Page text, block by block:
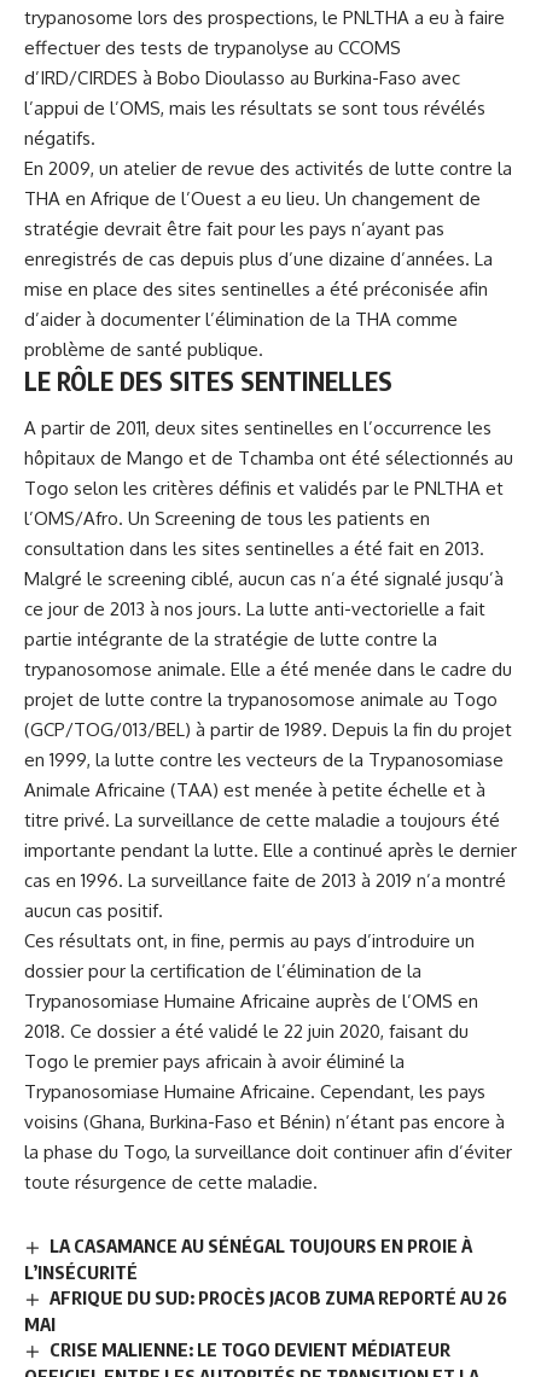
trypanosome lors des prospections, le PNLTHA a eu à faire
effectuer des tests de trypanolyse au CCOMS
d’IRD/CIRDES à Bobo Dioulasso au Burkina-Faso avec
l’appui de l’OMS, mais les résultats se sont tous révélés
négatifs.
En 2009, un atelier de revue des activités de lutte contre la
THA en Afrique de l’Ouest a eu lieu. Un changement de
stratégie devrait être fait pour les pays n’ayant pas
enregistrés de cas depuis plus d’une dizaine d’années. La
mise en place des sites sentinelles a été préconisée afin
d’aider à documenter l’élimination de la THA comme
problème de santé publique.
LE RÔLE DES SITES SENTINELLES
A partir de 2011, deux sites sentinelles en l’occurrence les
hôpitaux de Mango et de Tchamba ont été sélectionnés au
Togo selon les critères définis et validés par le PNLTHA et
l’OMS/Afro. Un Screening de tous les patients en
consultation dans les sites sentinelles a été fait en 2013.
Malgré le screening ciblé, aucun cas n’a été signalé jusqu’à
ce jour de 2013 à nos jours. La lutte anti-vectorielle a fait
partie intégrante de la stratégie de lutte contre la
trypanosomose animale. Elle a été menée dans le cadre du
projet de lutte contre la trypanosomose animale au Togo
(GCP/TOG/013/BEL) à partir de 1989. Depuis la fin du projet
en 1999, la lutte contre les vecteurs de la Trypanosomiase
Animale Africaine (TAA) est menée à petite échelle et à
titre privé. La surveillance de cette maladie a toujours été
importante pendant la lutte. Elle a continué après le dernier
cas en 1996. La surveillance faite de 2013 à 2019 n’a montré
aucun cas positif.
Ces résultats ont, in fine, permis au pays d’introduire un
dossier pour la certification de l’élimination de la
Trypanosomiase Humaine Africaine auprès de l’OMS en
2018. Ce dossier a été validé le 22 juin 2020, faisant du
Togo le premier pays africain à avoir éliminé la
Trypanosomiase Humaine Africaine. Cependant, les pays
voisins (Ghana, Burkina-Faso et Bénin) n’étant pas encore à
la phase du Togo, la surveillance doit continuer afin d’éviter
toute résurgence de cette maladie.
LA CASAMANCE AU SÉNÉGAL TOUJOURS EN PROIE À
L’INSÉCURITÉ
AFRIQUE DU SUD: PROCÈS JACOB ZUMA REPORTÉ AU 26
MAI
CRISE MALIENNE: LE TOGO DEVIENT MÉDIATEUR